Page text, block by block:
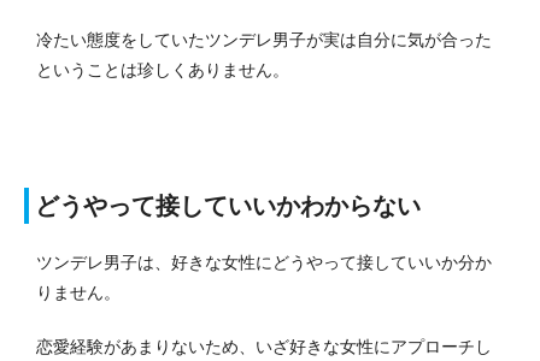
冷たい態度をしていたツンデレ男子が実は自分に気が合った
ということは珍しくありません。
どうやって接していいかわからない
ツンデレ男子は、好きな女性にどうやって接していいか分か
りません。
恋愛経験があまりないため、いざ好きな女性にアプローチし